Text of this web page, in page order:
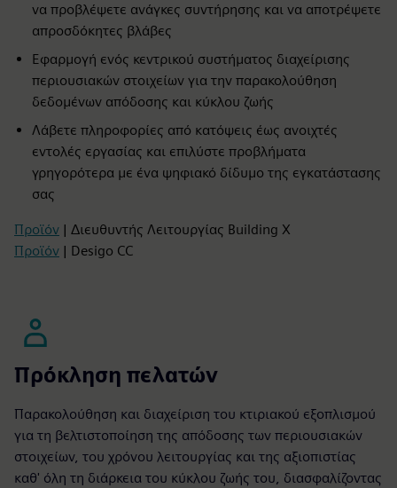
να προβλέψετε ανάγκες συντήρησης και να αποτρέψετε
απροσδόκητες βλάβες
Εφαρμογή ενός κεντρικού συστήματος διαχείρισης
περιουσιακών στοιχείων για την παρακολούθηση
δεδομένων απόδοσης και κύκλου ζωής
Λάβετε πληροφορίες από κατόψεις έως ανοιχτές
εντολές εργασίας και επιλύστε προβλήματα
γρηγορότερα με ένα ψηφιακό δίδυμο της εγκατάστασης
σας
Προϊόν | Διευθυντής Λειτουργίας Building X
Προϊόν | Desigo CC
Πρόκληση πελατών
Παρακολούθηση και διαχείριση του κτιριακού εξοπλισμού
για τη βελτιστοποίηση της απόδοσης των περιουσιακών
στοιχείων, του χρόνου λειτουργίας και της αξιοπιστίας
καθ' όλη τη διάρκεια του κύκλου ζωής του, διασφαλίζοντας